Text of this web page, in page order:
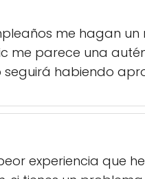
me hagan
me parece una
habiendo
experiencia que